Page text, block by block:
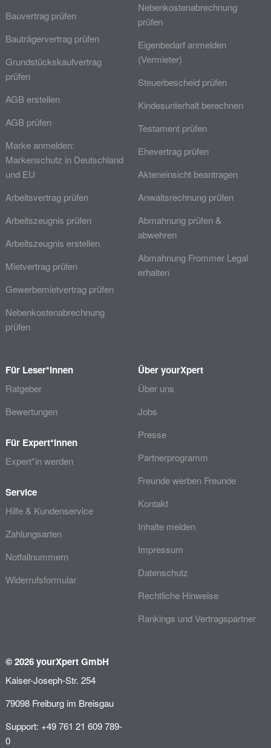
Bauvertrag prüfen
Bauträgervertrag prüfen
Grundstückskaufvertrag
prüfen
AGB erstellen
AGB prüfen
Marke anmelden:
Markenschutz in Deutschland
und EU
Arbeitsvertrag prüfen
Arbeitszeugnis prüfen
Arbeitszeugnis erstellen
Mietvertrag prüfen
Gewerbemietvertrag prüfen
Nebenkostenabrechnung
prüfen
Nebenkostenabrechnung
prüfen
Eigenbedarf anmelden
(Vermieter)
Steuerbescheid prüfen
Kindesunterhalt berechnen
Testament prüfen
Ehevertrag prüfen
Akteneinsicht beantragen
Anwaltsrechnung prüfen
Abmahnung prüfen &
abwehren
Abmahnung Frommer Legal
erhalten
Für Leser*innen
Ratgeber
Bewertungen
Für Expert*innen
Expert*in werden
Service
Hilfe & Kundenservice
Zahlungsarten
Notfallnummern
Widerrufsformular
Über yourXpert
Über uns
Jobs
Presse
Partnerprogramm
Freunde werben Freunde
Kontakt
Inhalte melden
Impressum
Datenschutz
Rechtliche Hinweise
Rankings und Vertragspartner
© 2026 yourXpert GmbH
Kaiser-Joseph-Str. 254
79098 Freiburg im Breisgau
Support: +49 761 21 609 789-
0